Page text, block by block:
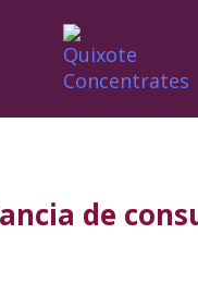
de